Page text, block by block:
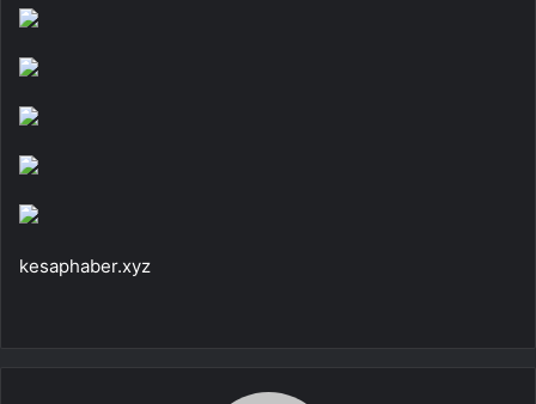
kesaphaber.xyz